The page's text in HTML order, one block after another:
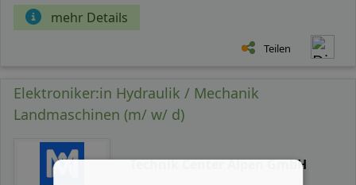
mehr Details
Teilen
Elektroniker:in Hydraulik / Mechanik
Landmaschinen (m/ w/ d)
Technik Center Alpen GmbH